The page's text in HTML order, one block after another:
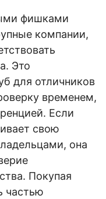
фишками
компании,
Это
для отличников
временем,
Если
свою
она
Покупая
частью